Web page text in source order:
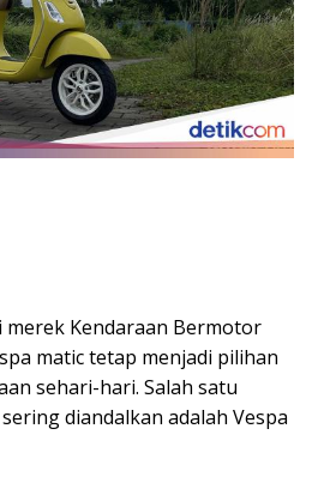
Kendaraan Bermotor
matic tetap menjadi pilihan
sehari-hari. Salah satu
diandalkan adalah Vespa